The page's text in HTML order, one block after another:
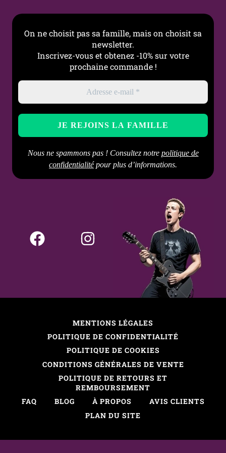
après contact avec l’eau
On ne choisit pas sa famille, mais on choisit sa
newsletter.
Inscrivez-vous et obtenez -10% sur votre
prochaine commande !
Nous ne spammons pas ! Consultez notre politique de
confidentialitépour plus d’informations.
MENTIONS LÉGALES
POLITIQUE DE CONFIDENTIALITÉ
POLITIQUE DE COOKIES
CONDITIONS GÉNÉRALES DE VENTE
POLITIQUE DE RETOURS ET
REMBOURSEMENT
FAQ
BLOG À PROPOS
AVIS CLIENTS
PLAN DU SITE